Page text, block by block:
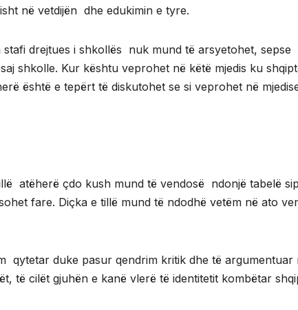
në vetdijën dhe edukimin e tyre.
drejtues i shkollës nuk mund të arsyetohet, sepse
shkolle. Kur kështu veprohet në këtë mjedis ku
është e tepërt të diskutohet se si veprohet në
atëherë çdo kush mund të vendosë ndonjë tabelë
fare. Diçka e tillë mund të ndodhë vetëm në ato
qytetar duke pasur qendrim kritik dhe të argumentuar
të cilët gjuhën e kanë vlerë të identitetit kombëtar